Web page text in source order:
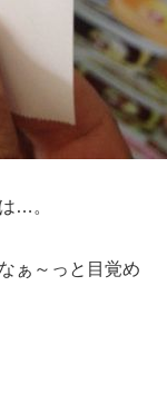
…。
ぁ～っと目覚め